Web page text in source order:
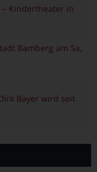
Kindertheater in
Bamberg am Sa,
Bayer wird seit